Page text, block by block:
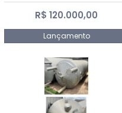
R$ 120.000,00
Lançamento